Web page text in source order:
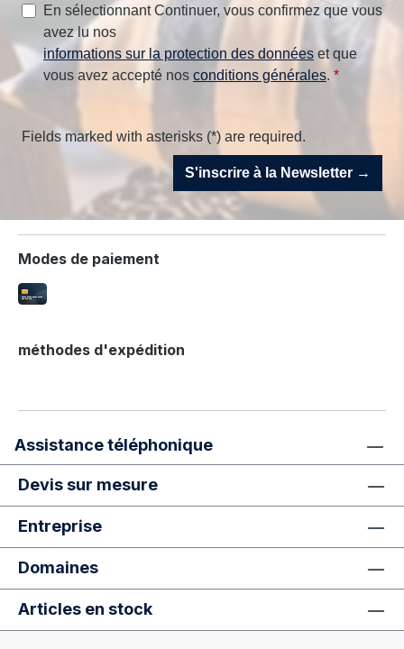
En sélectionnant Continuer, vous confirmez que vous
avez lu nos
informations sur la protection des données et que
vous avez accepté nos conditions générales. *
Fields marked with asterisks (*) are required.
S'inscrire à la Newsletter →
Modes de paiement
méthodes d'expédition
Assistance téléphonique
Devis sur mesure
Entreprise
Domaines
Articles en stock